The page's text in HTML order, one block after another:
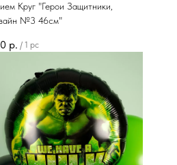
Круг "Герои Защитники,
№3 46см"
р. / 1 pc